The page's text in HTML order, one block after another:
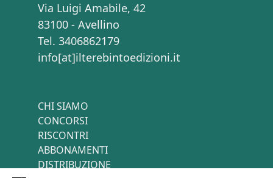
Via Luigi Amabile, 42
83100 - Avellino
Tel. 3406862179
info[at]ilterebintoedizioni.it
CHI SIAMO
CONCORSI
RISCONTRI
ABBONAMENTI
DISTRIBUZIONE